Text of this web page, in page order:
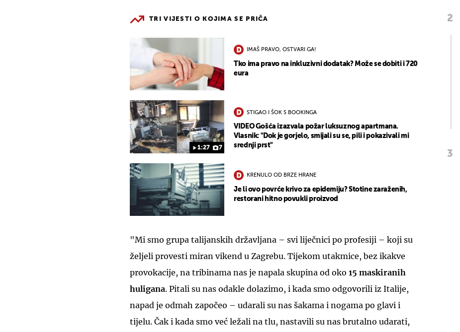
TRI VIJESTI O KOJIMA SE PRIČA
IMAŠ PRAVO, OSTVARI GA!
Tko ima pravo na inkluzivni dodatak? Može se dobiti i 720
eura
1:27 7
STIGAO I ŠOK S BOOKINGA
VIDEO Gošća izazvala požar luksuznog apartmana.
Vlasnik: "Dok je gorjelo, smijali su se, pili i pokazivali mi
srednji prst"
KRENULO OD BRZE HRANE
Je li ovo povrće krivo za epidemiju? Stotine zaraženih,
restorani hitno povukli proizvod
"Mi smo grupa talijanskih državljana – svi liječnici po profesiji – koji su
željeli provesti miran vikend u Zagrebu. Tijekom utakmice, bez ikakve
provokacije, na tribinama nas je napala skupina od oko 15 maskiranih
huligana. Pitali su nas odakle dolazimo, i kada smo odgovorili iz Italije,
napad je odmah započeo – udarali su nas šakama i nogama po glavi i
tijelu. Čak i kada smo već ležali na tlu, nastavili su nas brutalno udarati,